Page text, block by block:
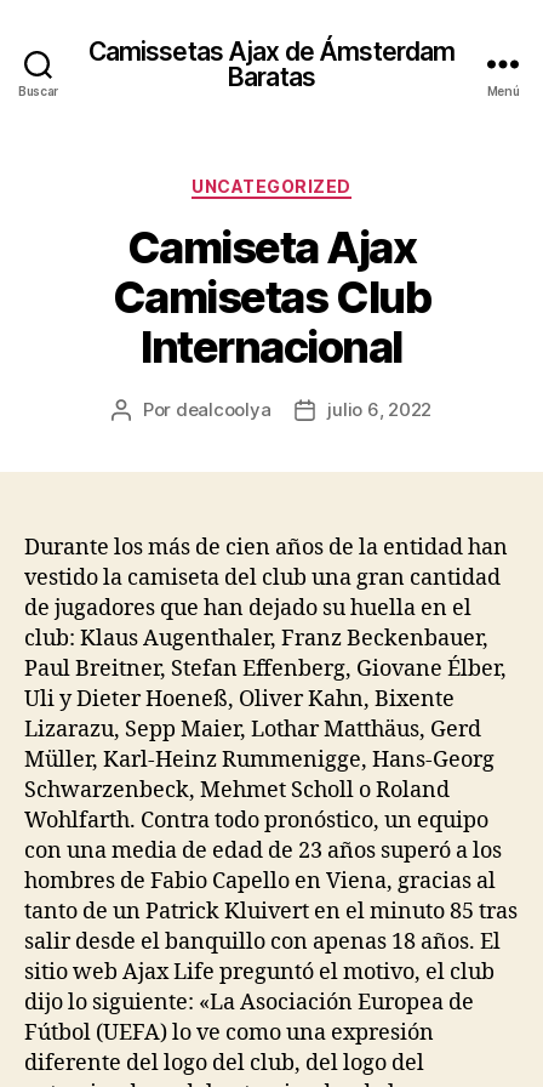
Buscar
Camissetas Ajax de Ámsterdam
Baratas
Menú
Categorías
UNCATEGORIZED
Camiseta Ajax
Camisetas Club
Internacional
Autor
Por dealcoolya
Fechajulio 6, 2022
Durante los más de cien años de la entidad han
vestido la camiseta del club una gran cantidad
de jugadores que han dejado su huella en el
club: Klaus Augenthaler, Franz Beckenbauer,
Paul Breitner, Stefan Effenberg, Giovane Élber,
Uli y Dieter Hoeneß, Oliver Kahn, Bixente
Lizarazu, Sepp Maier, Lothar Matthäus, Gerd
Müller, Karl-Heinz Rummenigge, Hans-Georg
Schwarzenbeck, Mehmet Scholl o Roland
Wohlfarth. Contra todo pronóstico, un equipo
con una media de edad de 23 años superó a los
hombres de Fabio Capello en Viena, gracias al
tanto de un Patrick Kluivert en el minuto 85 tras
salir desde el banquillo con apenas 18 años. El
sitio web Ajax Life preguntó el motivo, el club
dijo lo siguiente: «La Asociación Europea de
Fútbol (UEFA) lo ve como una expresión
diferente del logo del club, del logo del